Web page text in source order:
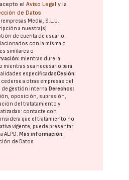
elAviso Legal y la
de Datos
Media, S.L.U.
a nuestra(s)
de cuenta de usuario.
con la misma o
similares o
mientras dure la
mientras sea necesario para
especificadasCesión:
a otras empresas del
de gestión interna. Derechos:
oposición, supresión,
del tratatamiento y
contacte con
que el tratamiento no
vigente, puede presentar
AEPD. Más información:
de Datos